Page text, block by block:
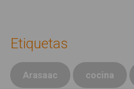
Etiquetas
Arasaac cocina